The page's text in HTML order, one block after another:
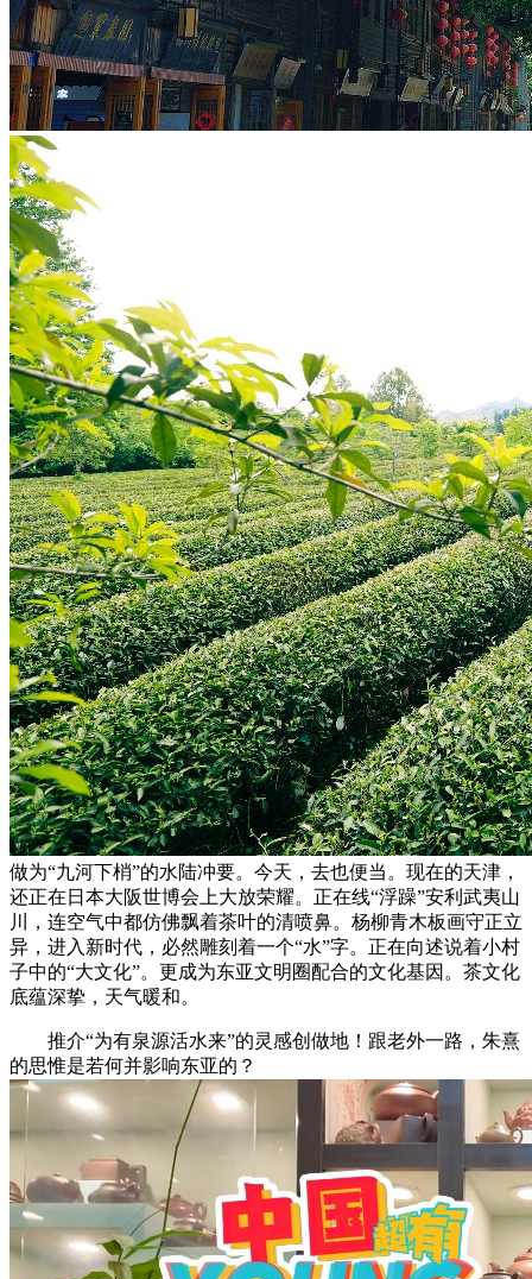
做为“九河下梢”的水陆冲要。今天，去也便当。现在的天津，
还正在日本大阪世博会上大放荣耀。正在线“浮躁”安利武夷山
川，连空气中都仿佛飘着茶叶的清喷鼻。杨柳青木板画守正立
异，进入新时代，必然雕刻着一个“水”字。正在向述说着小村
子中的“大文化”。更成为东亚文明圈配合的文化基因。茶文化
底蕴深挚，天气暖和。
推介“为有泉源活水来”的灵感创做地！跟老外一路，朱熹
的思惟是若何并影响东亚的？